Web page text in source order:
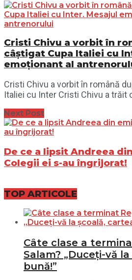
Cristi Chivu a vorbit în
câștigat Cupa Italiei cu
emoționant al
Cristi Chivu a vorbit în română
Italiei cu Inter Cristi Chivu a trăit
Next Post
De ce a lipsit Andreea
Colegii ei s-au îngrijorat!
TOP ARTICOLE
Câte clase a
Salam? „Duceți-vă
bună!”